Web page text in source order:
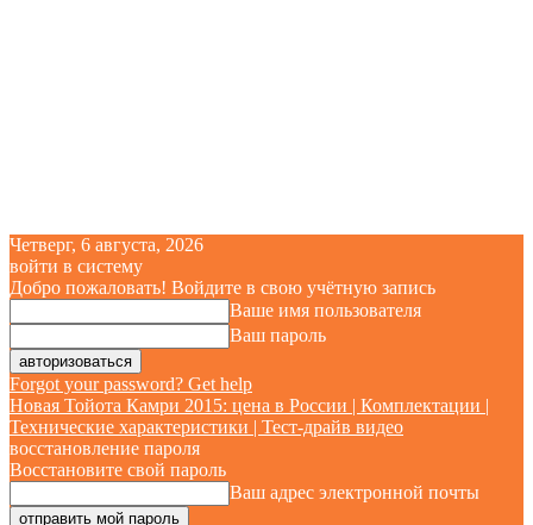
Четверг, 6 августа, 2026
войти в систему
Добро пожаловать! Войдите в свою учётную запись
Ваше имя пользователя
Ваш пароль
Forgot your password? Get help
Новая Тойота Камри 2015: цена в России | Комплектации |
Технические характеристики | Тест-драйв видео
восстановление пароля
Восстановите свой пароль
Ваш адрес электронной почты